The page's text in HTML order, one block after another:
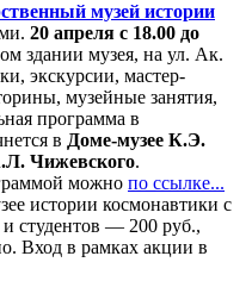
музей истории
20 апреля с 18.00 до
здании музея, на ул. Ак.
экскурсии, мастер-
музейные занятия,
программа в
в Доме-музее К.Э.
Чижевского.
можно по ссылке...
истории космонавтики с
студентов — 200 руб.,
Вход в рамках акции в